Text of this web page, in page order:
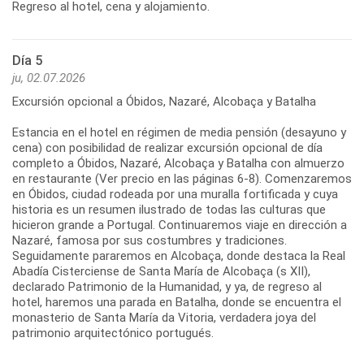
Día 5
ju, 02.07.2026
Excursión opcional a Óbidos, Nazaré, Alcobaça y Batalha
Estancia en el hotel en régimen de media pensión (desayuno y
cena) con posibilidad de realizar excursión opcional de día
completo a Óbidos, Nazaré, Alcobaça y Batalha con almuerzo
en restaurante (Ver precio en las páginas 6-8). Comenzaremos
en Óbidos, ciudad rodeada por una muralla fortificada y cuya
historia es un resumen ilustrado de todas las culturas que
hicieron grande a Portugal. Continuaremos viaje en dirección a
Nazaré, famosa por sus costumbres y tradiciones.
Seguidamente pararemos en Alcobaça, donde destaca la Real
Abadía Cisterciense de Santa María de Alcobaça (s XII),
declarado Patrimonio de la Humanidad, y ya, de regreso al
hotel, haremos una parada en Batalha, donde se encuentra el
monasterio de Santa María da Vitoria, verdadera joya del
patrimonio arquitectónico portugués.